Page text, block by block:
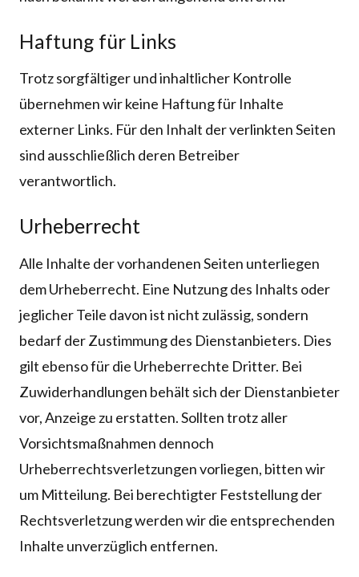
Haftung für Links
Trotz sorgfältiger und inhaltlicher Kontrolle
übernehmen wir keine Haftung für Inhalte
externer Links. Für den Inhalt der verlinkten Seiten
sind ausschließlich deren Betreiber
verantwortlich.
Urheberrecht
Alle Inhalte der vorhandenen Seiten unterliegen
dem Urheberrecht. Eine Nutzung des Inhalts oder
jeglicher Teile davon ist nicht zulässig, sondern
bedarf der Zustimmung des Dienstanbieters. Dies
gilt ebenso für die Urheberrechte Dritter. Bei
Zuwiderhandlungen behält sich der Dienstanbieter
vor, Anzeige zu erstatten. Sollten trotz aller
Vorsichtsmaßnahmen dennoch
Urheberrechtsverletzungen vorliegen, bitten wir
um Mitteilung. Bei berechtigter Feststellung der
Rechtsverletzung werden wir die entsprechenden
Inhalte unverzüglich entfernen.